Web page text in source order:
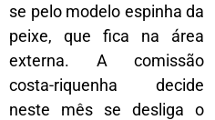
se pelo modelo espinha da
peixe, que fica na área
externa. A comissão
costa-riquenha decide
neste mês se desliga o